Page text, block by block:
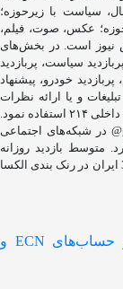
سیاست با زیرحوزه؛
عکس، صوت، فیلم،
نیوز است. در بخش‌های
سیاست، پربازدید
خودرو، پیشنهاد
و یا ارائه نظرات
درباره گسترش نیوز می‌توان از شماره تماس ۸۲۱۹۰ – ۰۲۱ داخلی ۲۱۴ استفاده نمود.
همچنین گسترش نیوز را به راحتی با آیدی gostareshnews@ در شبکه‌های اجتماعی
متوسط بازدید روزانه
سایت گسترش نیوز 120 هزار مخاطب بوده و در جایگاه 372 ایران در رنک بندی الکسا